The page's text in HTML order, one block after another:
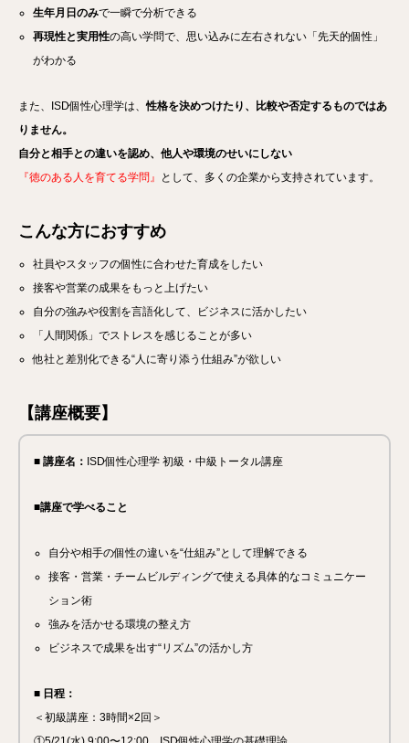
生年月日のみで一瞬で分析できる
再現性と実用性の高い学問で、思い込みに左右されない「先天的個性」
がわかる
また、ISD個性心理学は、性格を決めつけたり、比較や否定するものではあ
りません。
自分と相手との違いを認め、他人や環境のせいにしない
『徳のある人を育てる学問』
として、多くの企業から支持されています。
こんな方におすすめ
社員やスタッフの個性に合わせた育成をしたい
接客や営業の成果をもっと上げたい
自分の強みや役割を言語化して、ビジネスに活かしたい
「人間関係」でストレスを感じることが多い
他社と差別化できる“人に寄り添う仕組み”が欲しい
【講座概要】
■ 講座名： ISD個性心理学 初級・中級トータル講座
■講座で学べること
自分や相手の個性の違いを“仕組み”として理解できる
接客・営業・チームビルディングで使える具体的なコミュニケー
ション術
強みを活かせる環境の整え方
ビジネスで成果を出す“リズム”の活かし方
■ 日程：
＜初級講座：3時間×2回＞